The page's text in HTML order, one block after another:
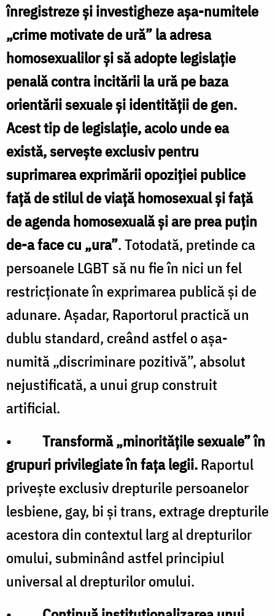
înregistreze și investigheze așa-numitele
„crime motivate de ură” la adresa
homosexualilor și să adopte legislație
penală contra incitării la ură pe baza
orientării sexuale și identității de gen.
Acest tip de legislație, acolo unde ea
există, servește exclusiv pentru
suprimarea exprimării opoziției publice
față de stilul de viață homosexual și față
de agenda homosexuală și are prea puțin
de-a face cu „ura”. Totodată, pretinde ca
persoanele LGBT să nu fie în nici un fel
restricționate în exprimarea publică și de
adunare. Așadar, Raportorul practică un
dublu standard, creând astfel o așa-
numită „discriminare pozitivă”, absolut
nejustificată, a unui grup construit
artificial.
• Transformă „minoritățile sexuale” în
grupuri privilegiate în fața legii.Raportul
privește exclusiv drepturile persoanelor
lesbiene, gay, bi și trans, extrage drepturile
acestora din contextul larg al drepturilor
omului, subminând astfel principiul
universal al drepturilor omului.